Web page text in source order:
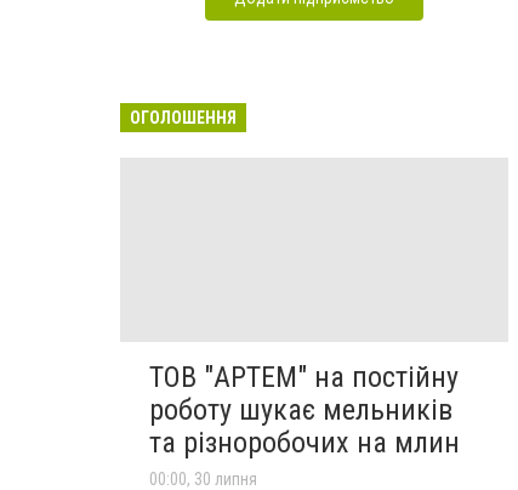
ОГОЛОШЕННЯ
ТОВ "АРТЕМ" на постійну
роботу шукає мельників
та різноробочих на млин
00:00, 30 липня